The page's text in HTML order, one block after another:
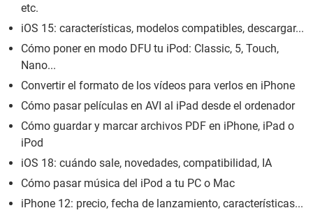
etc.
iOS 15: características, modelos compatibles, descargar...
Cómo poner en modo DFU tu iPod: Classic, 5, Touch,
Nano...
Convertir el formato de los vídeos para verlos en iPhone
Cómo pasar películas en AVI al iPad desde el ordenador
Cómo guardar y marcar archivos PDF en iPhone, iPad o
iPod
iOS 18: cuándo sale, novedades, compatibilidad, IA
Cómo pasar música del iPod a tu PC o Mac
iPhone 12: precio, fecha de lanzamiento, características...